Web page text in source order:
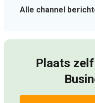
Alle channel
Plaats